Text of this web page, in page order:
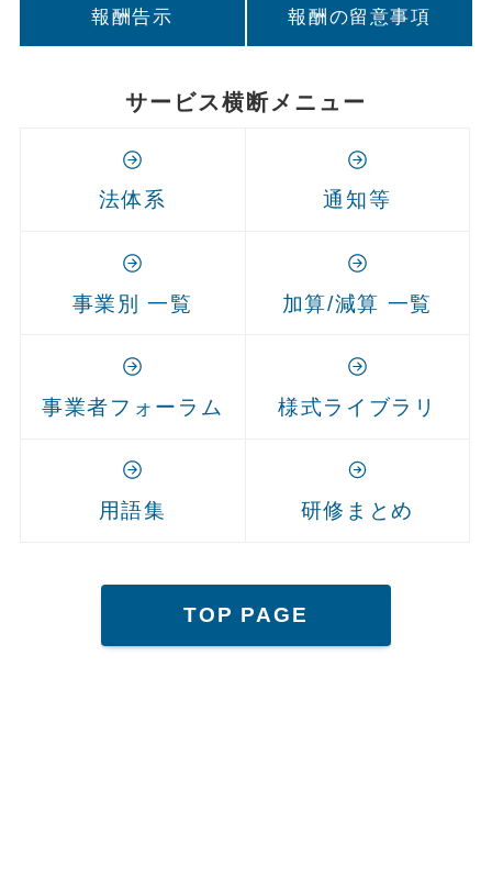
報酬告示 報酬の留意事項
サービス横断メニュー
法体系 通知等
事業別 一覧 加算/減算 一覧
事業者フォーラム 様式ライブラリ
用語集 研修まとめ
TOP PAGE